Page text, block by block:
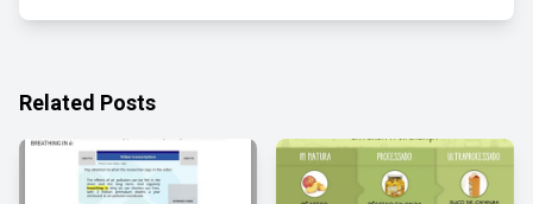
Related Posts